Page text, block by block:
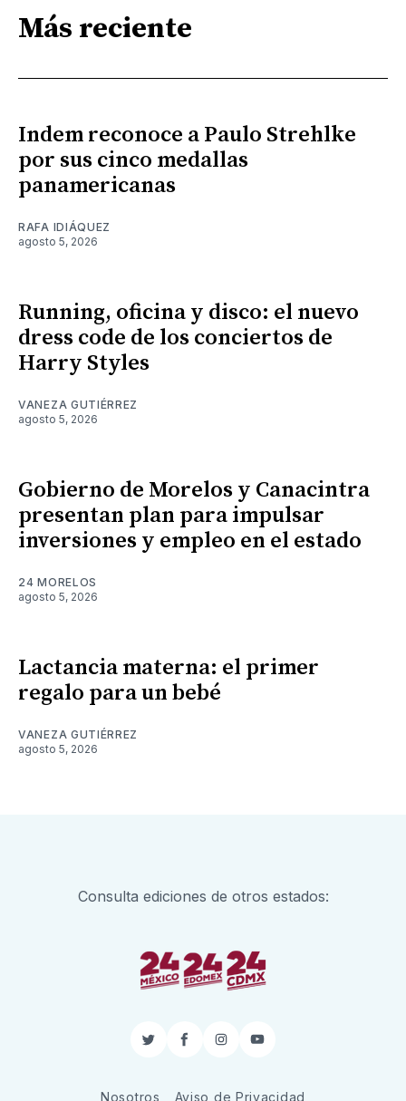
Más reciente
Indem reconoce a Paulo Strehlke
por sus cinco medallas
panamericanas
RAFA IDIÁQUEZ
agosto 5, 2026
Running, oficina y disco: el nuevo
dress code de los conciertos de
Harry Styles
VANEZA GUTIÉRREZ
agosto 5, 2026
Gobierno de Morelos y Canacintra
presentan plan para impulsar
inversiones y empleo en el estado
24 MORELOS
agosto 5, 2026
Lactancia materna: el primer
regalo para un bebé
VANEZA GUTIÉRREZ
agosto 5, 2026
Consulta ediciones de otros estados:
TwitterFacebook
InstagramYouTube
Nosotros Aviso de Privacidad